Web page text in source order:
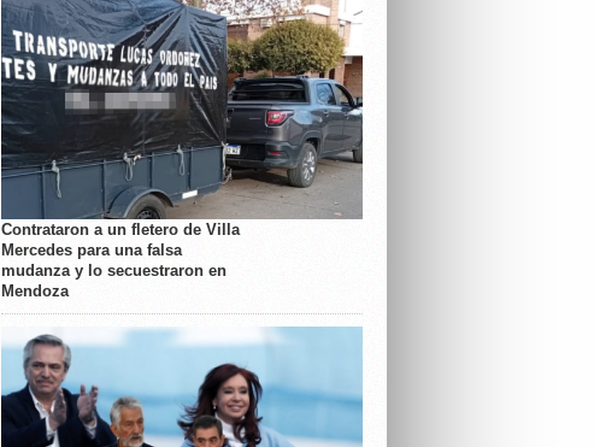
Contrataron a un fletero de Villa
Mercedes para una falsa
mudanza y lo secuestraron en
Mendoza